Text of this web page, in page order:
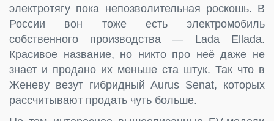
электротягу пока непозволительная роскошь. В
России вон тоже есть электромобиль
собственного производства — Lada Ellada.
Красивое название, но никто про неё даже не
знает и продано их меньше ста штук. Так что в
Женеву везут гибридный Aurus Senat, которых
рассчитывают продать чуть больше.